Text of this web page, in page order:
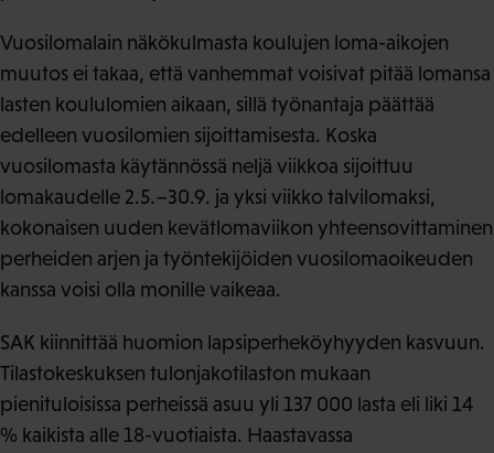
Vuosilomalain näkökulmasta koulujen loma-aikojen
muutos ei takaa, että vanhemmat voisivat pitää lomansa
lasten koululomien aikaan, sillä työnantaja päättää
edelleen vuosilomien sijoittamisesta. Koska
vuosilomasta käytännössä neljä viikkoa sijoittuu
lomakaudelle 2.5.–30.9. ja yksi viikko talvilomaksi,
kokonaisen uuden kevätlomaviikon yhteensovittaminen
perheiden arjen ja työntekijöiden vuosilomaoikeuden
kanssa voisi olla monille vaikeaa.
SAK kiinnittää huomion lapsiperheköyhyyden kasvuun.
Tilastokeskuksen tulonjakotilaston mukaan
pienituloisissa perheissä asuu yli 137 000 lasta eli liki 14
% kaikista alle 18-vuotiaista. Haastavassa